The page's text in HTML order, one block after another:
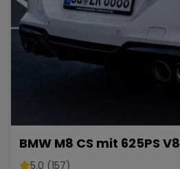
BMW M8 CS mit 625PS V8
Twinturbo Gran Coupe
5.0 (157)